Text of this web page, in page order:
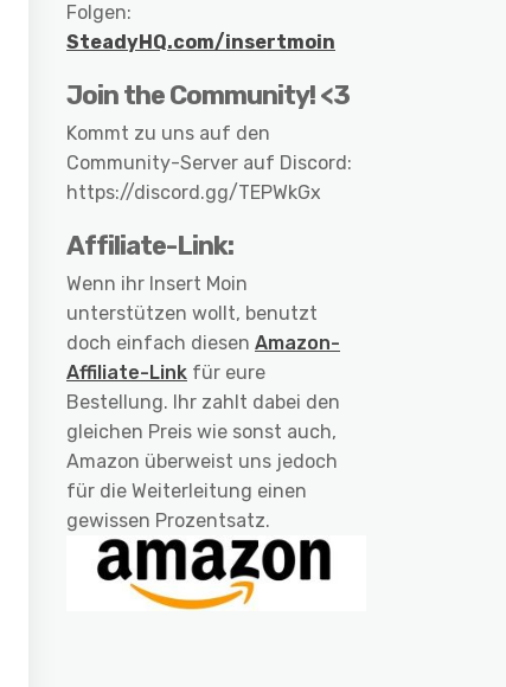
Folgen:
SteadyHQ.com/insertmoin
Join the Community! <3
Kommt zu uns auf den
Community-Server auf Discord:
https://discord.gg/TEPWkGx
Affiliate-Link:
Wenn ihr Insert Moin
unterstützen wollt, benutzt
doch einfach diesen Amazon-
Affiliate-Link für eure
Bestellung. Ihr zahlt dabei den
gleichen Preis wie sonst auch,
Amazon überweist uns jedoch
für die Weiterleitung einen
gewissen Prozentsatz.